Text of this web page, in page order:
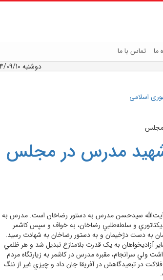
ما تماس با ما
دوشنبه 1404/09/10
اسلامی
مدرس در مجلس
شهادت آيت‌الله سيدحسن مدرس به دستور رضاخان است. مدرس به
و سلطه‌طلبي رضاخان، به خواف و سپس کاشمر
به دست دژخيمان و به دستور رضاخان به شهادت رسيد.
آزاديخواهان به يک قدرت بلامنازع تبديل شد و هر ظلمي
ولي سرانجام، مقبره مدرس در کاشمر به زيارتگاه مردم
در تبعيدگاهش در آفريقا جان داد و چيزي غير از ننگ